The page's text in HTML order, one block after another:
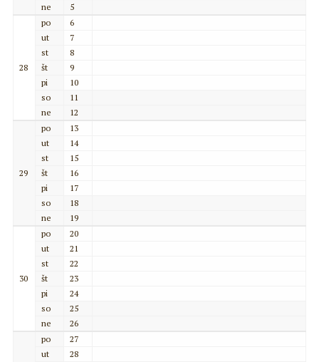
ne
5
28
po
6
ut
7
st
8
št
9
pi
10
so
11
ne
12
29
po
13
ut
14
st
15
št
16
pi
17
so
18
ne
19
30
po
20
ut
21
st
22
št
23
pi
24
so
25
ne
26
po
27
ut
28